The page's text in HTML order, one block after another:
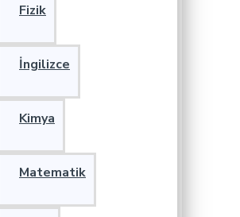
Fizik
İngilizce
Kimya
Matematik